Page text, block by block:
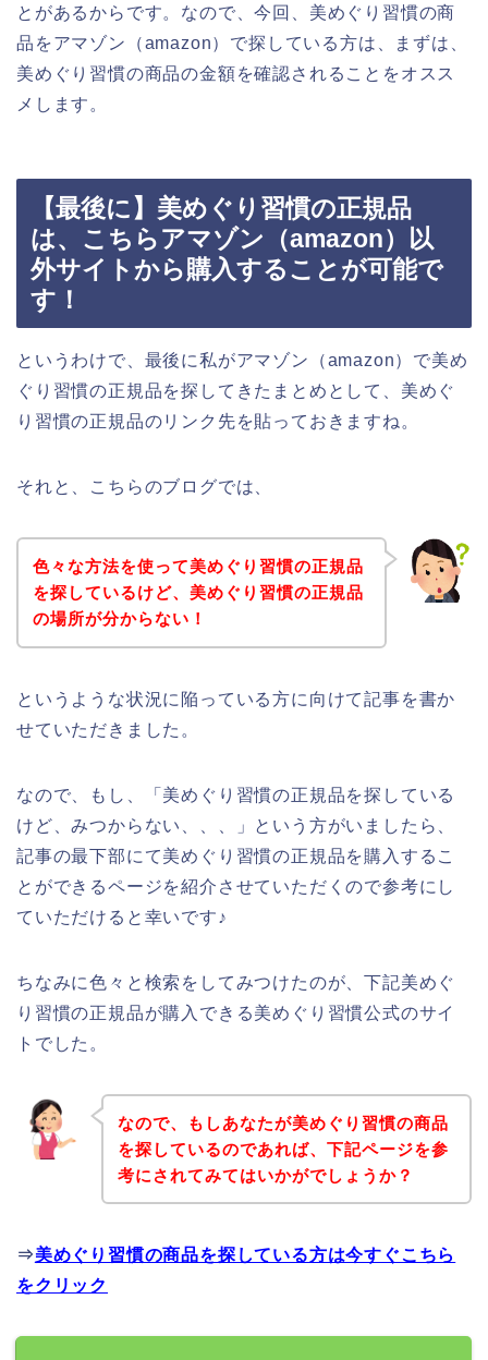
とがあるからです。なので、今回、美めぐり習慣の商
品をアマゾン（amazon）で探している方は、まずは、
美めぐり習慣の商品の金額を確認されることをオスス
メします。
【最後に】美めぐり習慣の正規品
は、こちらアマゾン（amazon）以
外サイトから購入することが可能で
す！
というわけで、最後に私がアマゾン（amazon）で美め
ぐり習慣の正規品を探してきたまとめとして、美めぐ
り習慣の正規品のリンク先を貼っておきますね。
それと、こちらのブログでは、
色々な方法を使って美めぐり習慣の正規品
を探しているけど、美めぐり習慣の正規品
の場所が分からない！
というような状況に陥っている方に向けて記事を書か
せていただきました。
なので、もし、「美めぐり習慣の正規品を探している
けど、みつからない、、、」という方がいましたら、
記事の最下部にて美めぐり習慣の正規品を購入するこ
とができるページを紹介させていただくので参考にし
ていただけると幸いです♪
ちなみに色々と検索をしてみつけたのが、下記美めぐ
り習慣の正規品が購入できる美めぐり習慣公式のサイ
トでした。
なので、もしあなたが美めぐり習慣の商品
を探しているのであれば、下記ページを参
考にされてみてはいかがでしょうか？
⇒美めぐり習慣の商品を探している方は今すぐこちら
をクリック